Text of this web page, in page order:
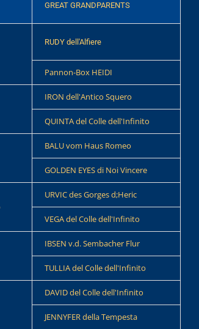
GREAT GRANDPARENTS
RUDY dell'Alfiere
Pannon-Box HEIDI
IRON dell'Antico Squero
QUINTA del Colle dell'Infinito
BALU vom Haus Romeo
GOLDEN EYES di Noi Vincere
URVIC des Gorges d;Heric
VEGA del Colle dell'Infinito
IBSEN v.d. Sembacher Flur
TULLIA del Colle dell'Infinito
DAVID del Colle dell'Infinito
JENNYFER della Tempesta